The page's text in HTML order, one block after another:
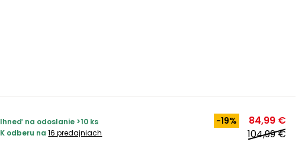
Ihneď na odoslanie >10 ks
K odberu na16 predajniach
-19%
84,99 €
104,99 €